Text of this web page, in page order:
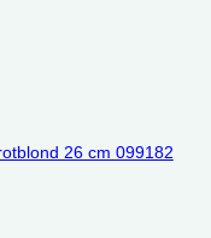
26 cm 099182